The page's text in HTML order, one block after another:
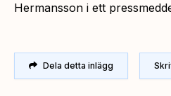
Hermansson i ett
Dela detta inlägg